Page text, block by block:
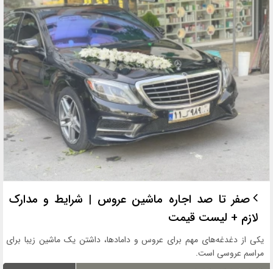
صفر تا صد اجاره ماشین عروس | شرایط و مدارک
لازم + لیست قیمت
یکی از دغدغه‌های مهم برای عروس‌ و دامادها، داشتن یک ماشین زیبا برای
مراسم عروسی است.